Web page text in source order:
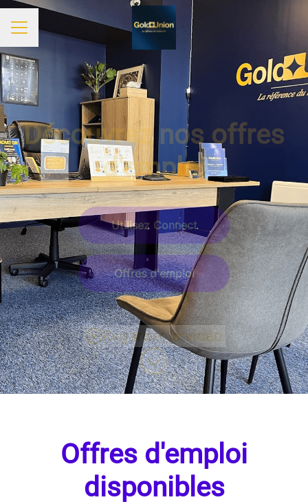
MENU CARRIÈRE
Découvrez nos offres
d'emploi
Utilisez Connect
Offres d'emploi
Regarder la vidéo
Faire défiler jusqu'au contenu
Offres d'emploi
disponibles